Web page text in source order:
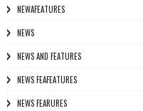
NEWAFEATURES
NEWS
NEWS AND FEATURES
NEWS FEAFEATURES
NEWS FEARURES